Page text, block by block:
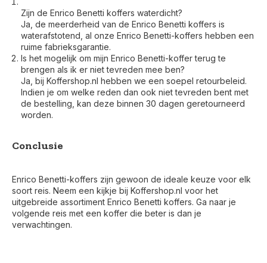
Zijn de Enrico Benetti koffers waterdicht?
Ja, de meerderheid van de Enrico Benetti koffers is
waterafstotend, al onze Enrico Benetti-koffers hebben een
ruime fabrieksgarantie.
Is het mogelijk om mijn Enrico Benetti-koffer terug te
brengen als ik er niet tevreden mee ben?
Ja, bij Koffershop.nl hebben we een soepel retourbeleid.
Indien je om welke reden dan ook niet tevreden bent met
de bestelling, kan deze binnen 30 dagen geretourneerd
worden.
Conclusie
Enrico Benetti-koffers zijn gewoon de ideale keuze voor elk
soort reis. Neem een kijkje bij Koffershop.nl voor het
uitgebreide assortiment Enrico Benetti koffers. Ga naar je
volgende reis met een koffer die beter is dan je
verwachtingen.